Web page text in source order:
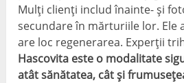
Mulți clienți includ înainte- și
secundare în mărturiile lor. Ele
are loc regenerarea. Experții
Hascovita este o modalitate
atât sănătatea, cât și